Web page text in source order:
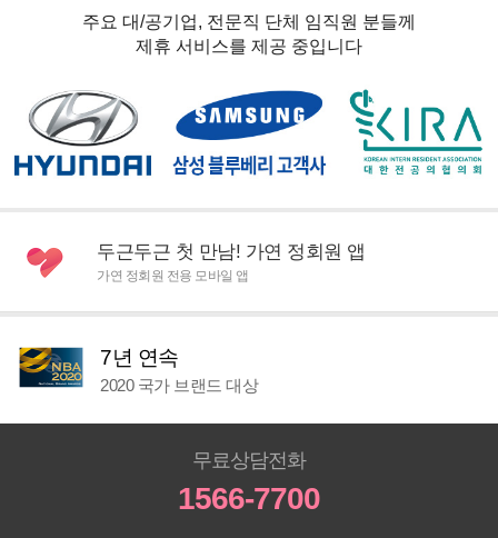
주요 대/공기업, 전문직 단체 임직원 분들께
제휴 서비스를 제공 중입니다
두근두근 첫 만남! 가연 정회원 앱
가연 정회원 전용 모바일 앱
7년 연속
2020 국가 브랜드 대상
무료상담전화
1566-7700